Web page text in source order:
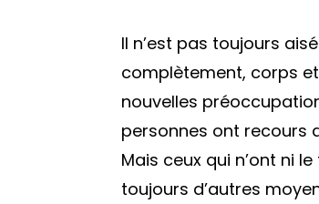
Il n’est pas toujours
complètement, corps
nouvelles
personnes ont recours
Mais ceux qui n’ont ni
toujours d’autres